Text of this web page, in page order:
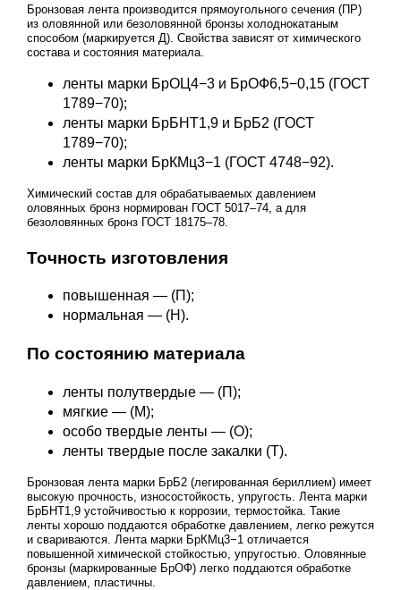
Бронзовая лента производится прямоугольного сечения (ПР)
из оловянной или безоловянной бронзы холоднокатаным
способом (маркируется Д). Свойства зависят от химического
состава и состояния материала.
ленты марки БрОЦ4−3 и БрОФ6,5−0,15 (ГОСТ
1789−70);
ленты марки БрБНТ1,9 и БрБ2 (ГОСТ
1789−70);
ленты марки БрКМц3−1 (ГОСТ 4748−92).
Химический состав для обрабатываемых давлением
оловянных бронз нормирован ГОСТ 5017–74, а для
безоловянных бронз ГОСТ 18175–78.
Точность изготовления
повышенная — (П);
нормальная — (Н).
По состоянию материала
ленты полутвердые — (П);
мягкие — (М);
особо твердые ленты — (О);
ленты твердые после закалки (Т).
Бронзовая лента марки БрБ2 (легированная бериллием) имеет
высокую прочность, износостойкость, упругость. Лента марки
БрБНТ1,9 устойчивостью к коррозии, термостойка. Такие
ленты хорошо поддаются обработке давлением, легко режутся
и свариваются. Лента марки БрКМц3−1 отличается
повышенной химической стойкостью, упругостью. Оловянные
бронзы (маркированные БрОФ) легко поддаются обработке
давлением, пластичны.